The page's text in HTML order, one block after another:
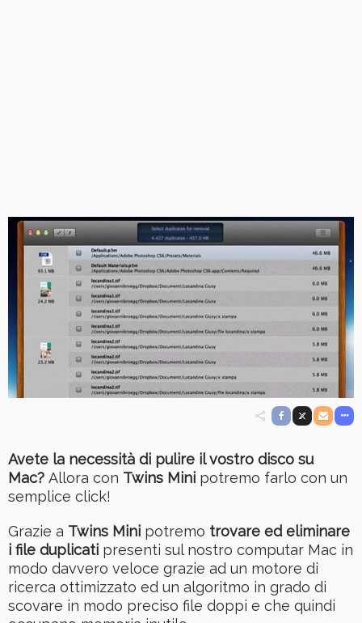
Avete la necessità di pulire il vostro disco su
Mac? Allora con Twins Mini potremo farlo con un
semplice click!
Grazie a Twins Mini potremo trovare ed eliminare
i file duplicati presenti sul nostro computar Mac in
modo davvero veloce grazie ad un motore di
ricerca ottimizzato ed un algoritmo in grado di
scovare in modo preciso file doppi e che quindi